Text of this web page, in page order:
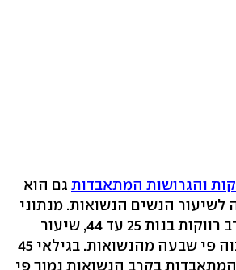
והגרושות המתאבדות גם הוא
לשיעור הנשים הנשואות. מנתוני
הדו"ח עולה כי בקרב רווקות בנות 25 עד 44, שיעור
המתאבדות היה גבוה פי שבעה מהנשואות. בגילאי 45
המתאבדות בקרב הנשואות נמוך פי